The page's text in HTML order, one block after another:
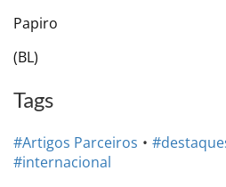
Papiro
(BL)
Tags
#Artigos Parceiros
#internacional